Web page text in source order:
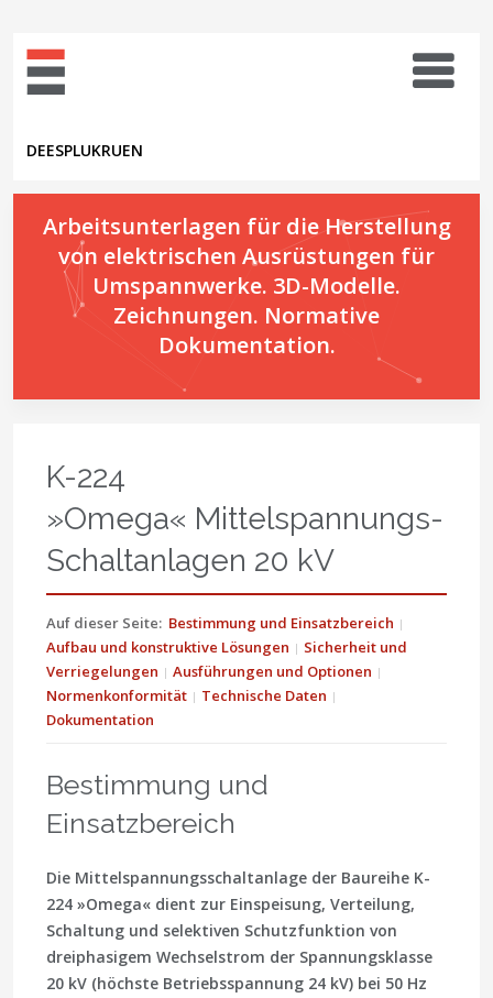
DEESPLUKRUEN
Arbeitsunterlagen für die Herstellung
von elektrischen Ausrüstungen für
Umspannwerke. 3D-Modelle.
Zeichnungen. Normative
Dokumentation.
K-224
»Omega« Mittelspannungs-
Schaltanlagen 20 kV
Auf dieser Seite: Bestimmung und Einsatzbereich
Aufbau und konstruktive Lösungen
Sicherheit und
Verriegelungen
Ausführungen und Optionen
Normenkonformität
Technische Daten
Dokumentation
Bestimmung und
Einsatzbereich
Die Mittelspannungsschaltanlage der Baureihe K-
224 »Omega« dient zur Einspeisung, Verteilung,
Schaltung und selektiven Schutzfunktion von
dreiphasigem Wechselstrom der Spannungsklasse
20 kV (höchste Betriebsspannung 24 kV) bei 50 Hz